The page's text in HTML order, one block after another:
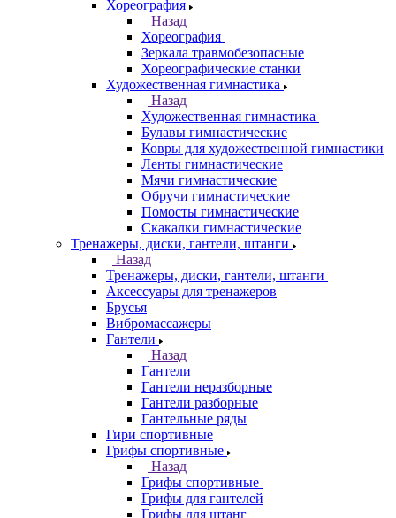
Хореография
Назад
Хореография
Зеркала травмобезопасные
Хореографические станки
Художественная гимнастика
Назад
Художественная гимнастика
Булавы гимнастические
Ковры для художественной гимнастики
Ленты гимнастические
Мячи гимнастические
Обручи гимнастические
Помосты гимнастические
Скакалки гимнастические
Тренажеры, диски, гантели, штанги
Назад
Тренажеры, диски, гантели, штанги
Аксессуары для тренажеров
Брусья
Вибромассажеры
Гантели
Назад
Гантели
Гантели неразборные
Гантели разборные
Гантельные ряды
Гири спортивные
Грифы спортивные
Назад
Грифы спортивные
Грифы для гантелей
Грифы для штанг